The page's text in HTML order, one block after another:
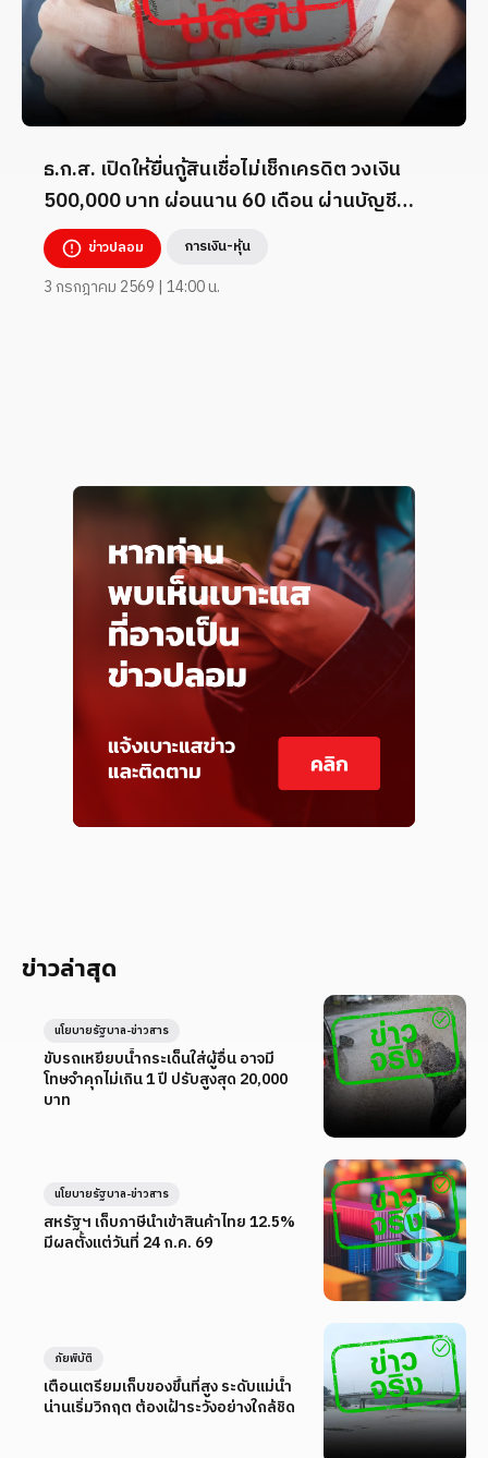
ธ.ก.ส. เปิดให้ยื่นกู้สินเชื่อไม่เช็กเครดิต วงเงิน
500,000 บาท ผ่อนนาน 60 เดือน ผ่านบัญชี
TikTok _7824260
ข่าวปลอม การเงิน-หุ้น
3 กรกฎาคม 2569 | 14:00 น.
ข่าวล่าสุด
ขับรถเหยียบน้ำกระเด็นใส่ผู้อื่น อาจมี
โทษจำคุกไม่เกิน 1 ปี ปรับสูงสุด 20,000
บาท
นโยบายรัฐบาล-ข่าวสาร
สหรัฐฯ เก็บภาษีนำเข้าสินค้าไทย 12.5%
มีผลตั้งแต่วันที่ 24 ก.ค. 69
นโยบายรัฐบาล-ข่าวสาร
เตือนเตรียมเก็บของขึ้นที่สูง ระดับแม่น้ำ
น่านเริ่มวิกฤต ต้องเฝ้าระวังอย่างใกล้ชิด
ภัยพิบัติ